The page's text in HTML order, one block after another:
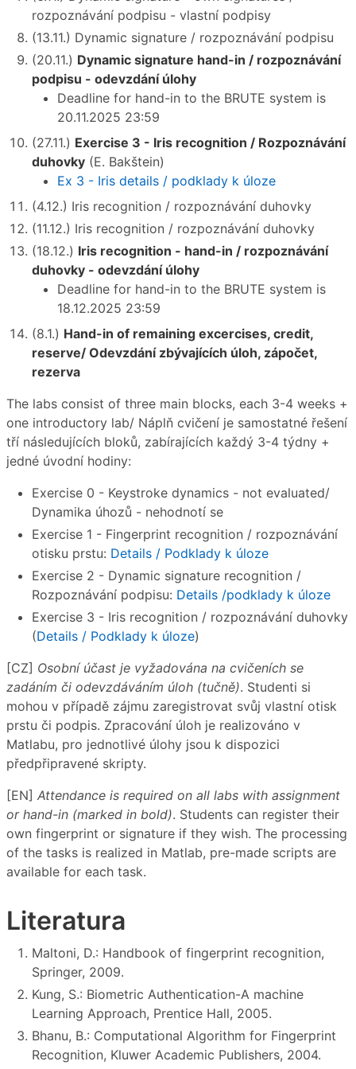
rozpoznávání podpisu - vlastní podpisy
(13.11.) Dynamic signature / rozpoznávání podpisu
(20.11.) Dynamic signature hand-in / rozpoznávání
podpisu - odevzdání úlohy
Deadline for hand-in to the BRUTE system is
20.11.2025 23:59
(27.11.) Exercise 3 - Iris recognition / Rozpoznávání
duhovky (E. Bakštein)
Ex 3 - Iris details / podklady k úloze
(4.12.) Iris recognition / rozpoznávání duhovky
(11.12.) Iris recognition / rozpoznávání duhovky
(18.12.) Iris recognition - hand-in / rozpoznávání
duhovky - odevzdání úlohy
Deadline for hand-in to the BRUTE system is
18.12.2025 23:59
(8.1.) Hand-in of remaining excercises, credit,
reserve/ Odevzdání zbývajících úloh, zápočet,
rezerva
The labs consist of three main blocks, each 3-4 weeks +
one introductory lab/ Náplň cvičení je samostatné řešení
tří následujících bloků, zabírajících každý 3-4 týdny +
jedné úvodní hodiny:
Exercise 0 - Keystroke dynamics - not evaluated/
Dynamika úhozů - nehodnotí se
Exercise 1 - Fingerprint recognition / rozpoznávání
otisku prstu: Details / Podklady k úloze
Exercise 2 - Dynamic signature recognition /
Rozpoznávání podpisu: Details /podklady k úloze
Exercise 3 - Iris recognition / rozpoznávání duhovky
(Details / Podklady k úloze)
[CZ] Osobní účast je vyžadována na cvičeních se
zadáním či odevzdáváním úloh (tučně). Studenti si
mohou v případě zájmu zaregistrovat svůj vlastní otisk
prstu či podpis. Zpracování úloh je realizováno v
Matlabu, pro jednotlivé úlohy jsou k dispozici
předpřipravené skripty.
[EN] Attendance is required on all labs with assignment
or hand-in (marked in bold). Students can register their
own fingerprint or signature if they wish. The processing
of the tasks is realized in Matlab, pre-made scripts are
available for each task.
Literatura
Maltoni, D.: Handbook of fingerprint recognition,
Springer, 2009.
Kung, S.: Biometric Authentication-A machine
Learning Approach, Prentice Hall, 2005.
Bhanu, B.: Computational Algorithm for Fingerprint
Recognition, Kluwer Academic Publishers, 2004.